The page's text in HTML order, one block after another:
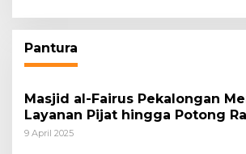
Pantura
Masjid al-Fairus Pekalongan
Layanan Pijat hingga Potong
bagi Pemudik Lebaran 2025
9 April 2025